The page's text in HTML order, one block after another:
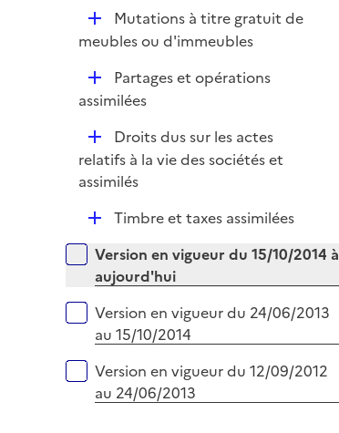
e
D
é
i
Mutations à titre gratuit de
meubles ou d'immeubles
D
é
i
e
Partages et opérations
assimilées
D
é
p
e
r
Droits dus sur les actes
relatifs à la vie des sociétés et
assimilés
D
p
l
i
r
Timbre et taxes assimilées
Versions sur la période
Version en vigueur du 15/10/2014 à
aujourd'hui
Version en vigueur du 24/06/2013
au 15/10/2014
Version en vigueur du 12/09/2012
au 24/06/2013